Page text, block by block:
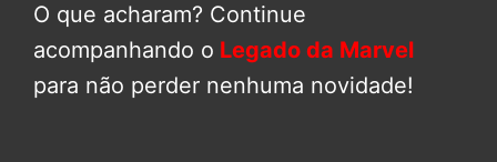
O que acharam? Continue
acompanhando o Legado da Marvel
para não perder nenhuma novidade!